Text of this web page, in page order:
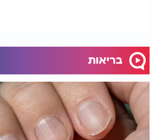
בריאות